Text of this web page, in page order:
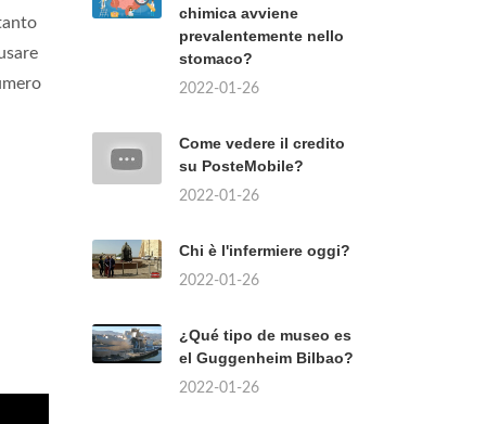
chimica avviene
prevalentemente nello
stomaco?
2022-01-26
Come vedere il credito
su PosteMobile?
2022-01-26
Chi è l'infermiere oggi?
2022-01-26
¿Qué tipo de museo es
el Guggenheim Bilbao?
2022-01-26